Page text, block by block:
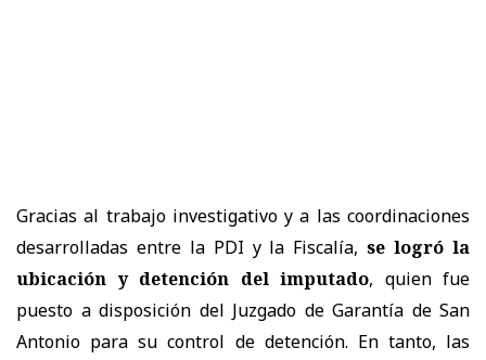
Gracias al trabajo investigativo y a las coordinaciones
desarrolladas entre la PDI y la Fiscalía,se logró la
ubicación y detención del imputado, quien fue
puesto a disposición del Juzgado de Garantía de San
Antonio para su control de detención. En tanto, las